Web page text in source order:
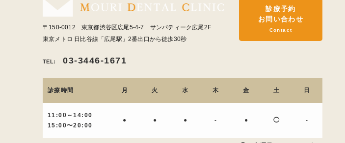
〒150-0012 東京都渋谷区広尾5-4-7 サンパティーク広尾2F
東京メトロ 日比谷線「広尾駅」2番出口から徒歩30秒
診療予約
お問い合わせ
Contact
TEL: 03-3446-1671
診療時間 月 火 水 木 金 土 日
11:00～14:00
15:00〜20:00
● ● ● - ● ◯ -